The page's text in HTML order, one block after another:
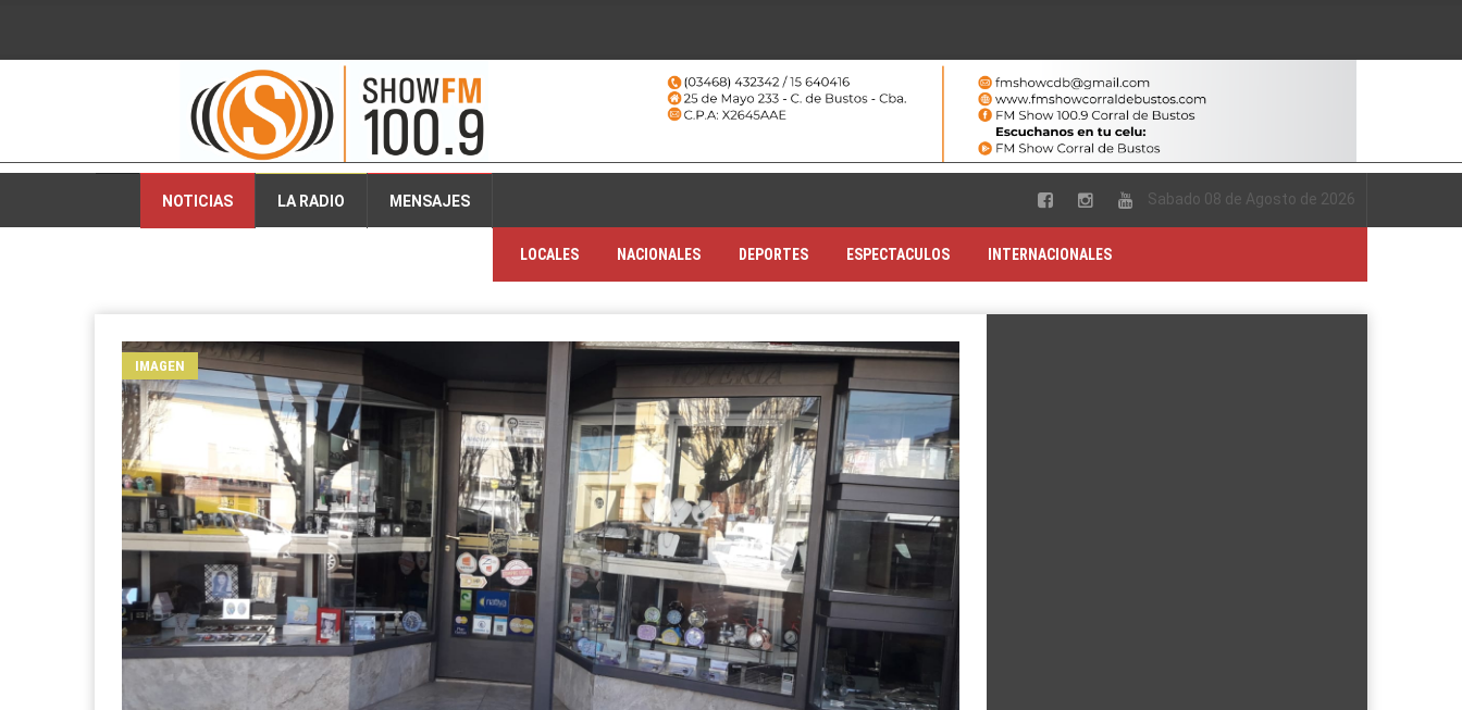
2026-08-08 01:23:05
NOTICIAS
LA RADIO MENSAJES Sabado 08 de Agosto de 2026
LOCALES NACIONALES DEPORTES ESPECTACULOS INTERNACIONALES
IMAGEN